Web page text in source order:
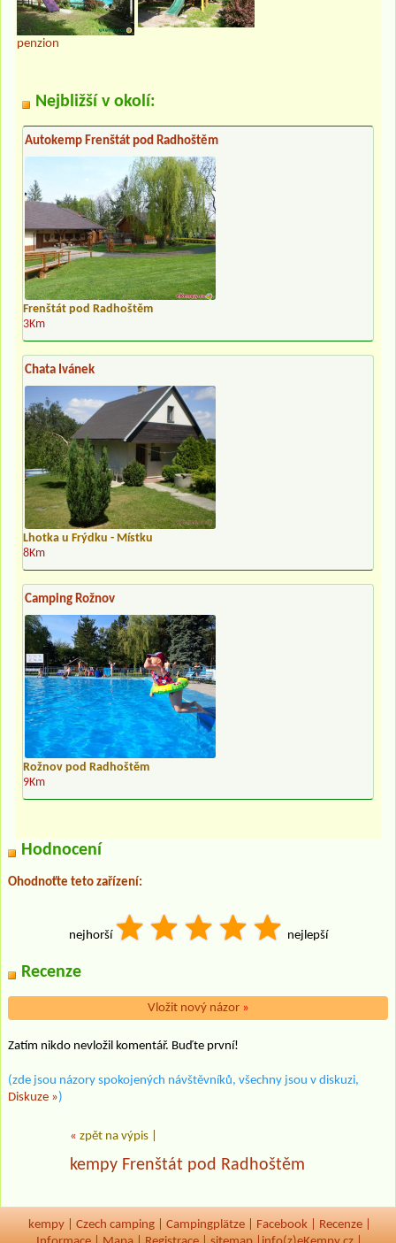
penzion
Nejbližší v okolí:
Autokemp Frenštát pod Radhoštěm
Frenštát pod Radhoštěm
3Km
Chata Ivánek
Lhotka u Frýdku - Místku
8Km
Camping Rožnov
Rožnov pod Radhoštěm
9Km
Hodnocení
Ohodnoťte teto zařízení:
nejhorší nejlepší
Recenze
Vložit nový názor »
Zatím nikdo nevložil komentář. Buďte první!
(zde jsou názory spokojených návštěvníků, všechny jsou v diskuzi,
Diskuze »)
« zpět na výpis
kempy Frenštát pod Radhoštěm
kempy Czech camping Campingplätze Facebook Recenze